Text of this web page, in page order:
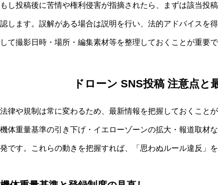
もし投稿後に苦情や権利侵害が指摘されたら、まずは該当投
認します。誤解がある場合は説明を行い、法的アドバイスを
して撮影日時・場所・編集素材等を整理しておくことが重要
ドローン SNS投稿 注意点と
法律や規制は常に変わるため、最新情報を把握しておくこと
機体重量基準の引き下げ・イエローゾーンの拡大・報道取材
発です。これらの動きを把握すれば、「思わぬルール違反」